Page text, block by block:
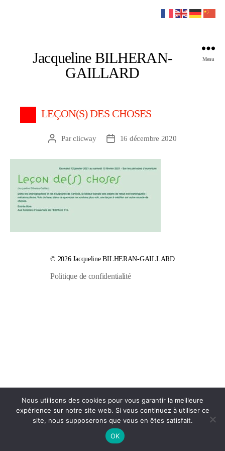
Jacqueline BILHERAN-
GAILLARD
Menu
LEÇON(S) DES CHOSES
Auteur
l’article
Parclicway
Date
l’article
16 décembre 2020
© 2026Jacqueline BILHERAN-GAILLARD
Politique de confidentialité
Nous utilisons des cookies pour vous garantir la meilleure
expérience sur notre site web. Si vous continuez à utiliser ce
site, nous supposerons que vous en êtes satisfait.
OK